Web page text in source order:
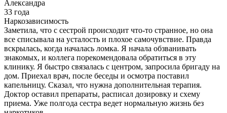
Александра
33 года
Наркозависимость
Заметила, что с сестрой происходит что-то странное, но она
все списывала на усталость и плохое самочувствие. Правда
вскрылась, когда началась ломка. Я начала обзванивать
знакомых, и коллега порекомендовала обратиться в эту
клинику. Я быстро связалась с центром, запросила бригаду на
дом. Приехал врач, после беседы и осмотра поставил
капельницу. Сказал, что нужна дополнительная терапия.
Доктор оставил препараты, расписал дозировку и схему
приема. Уже полгода сестра ведет нормальную жизнь без